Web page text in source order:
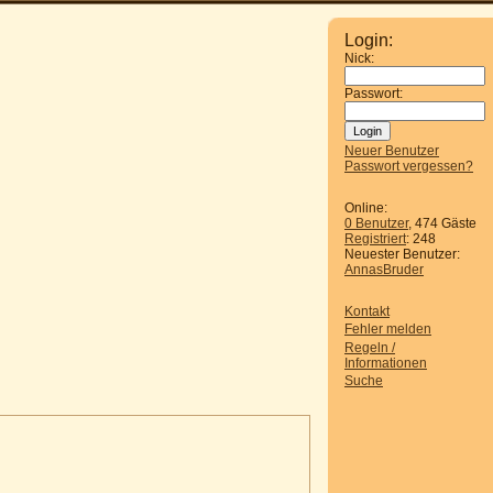
Login:
Nick:
Passwort:
Neuer Benutzer
Passwort vergessen?
Online:
0 Benutzer, 474 Gäste
Registriert: 248
Neuester Benutzer:
AnnasBruder
Kontakt
Fehler melden
Regeln /
Informationen
Suche